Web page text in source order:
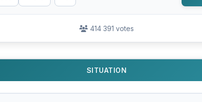
414 391 votes
SITUATION